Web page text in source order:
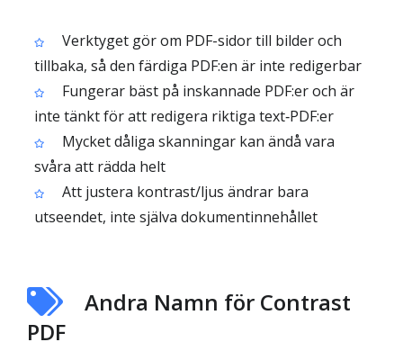
Verktyget gör om PDF-sidor till bilder och
tillbaka, så den färdiga PDF:en är inte redigerbar
Fungerar bäst på inskannade PDF:er och är
inte tänkt för att redigera riktiga text‑PDF:er
Mycket dåliga skanningar kan ändå vara
svåra att rädda helt
Att justera kontrast/ljus ändrar bara
utseendet, inte själva dokumentinnehållet
Andra Namn för Contrast
PDF